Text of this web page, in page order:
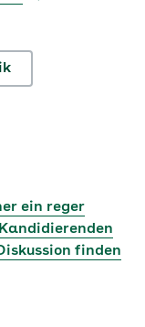
ein reger
finden